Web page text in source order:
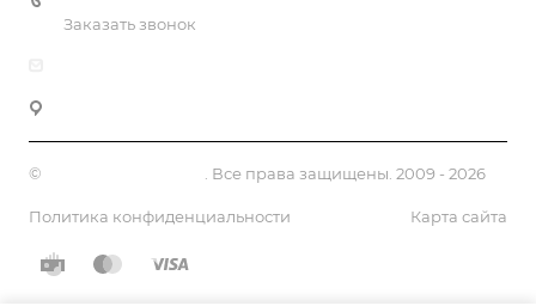
Заказать звонок
© . Все права защищены. 2009 - 2026
Политика конфиденциальности Карта сайта